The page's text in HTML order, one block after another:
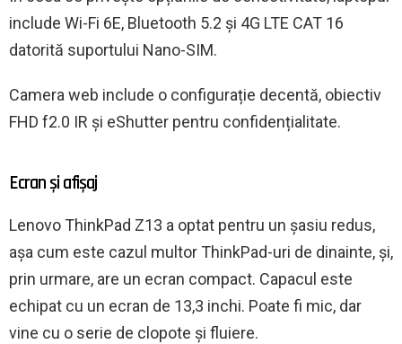
include Wi-Fi 6E, Bluetooth 5.2 și 4G LTE CAT 16
datorită suportului Nano-SIM.
Camera web include o configurație decentă, obiectiv
FHD f2.0 IR și eShutter pentru confidențialitate.
Ecran și afișaj
Lenovo ThinkPad Z13 a optat pentru un șasiu redus,
așa cum este cazul multor ThinkPad-uri de dinainte, și,
prin urmare, are un ecran compact. Capacul este
echipat cu un ecran de 13,3 inchi. Poate fi mic, dar
vine cu o serie de clopote și fluiere.